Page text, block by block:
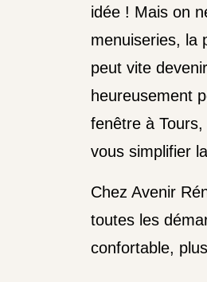
idée ! Mais on
menuiseries, la
peut vite
heureusement
fenêtre à
vous simplifier
Chez Avenir
toutes les
confortable,